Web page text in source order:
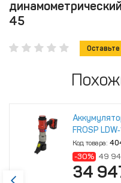
45
FROSP
Код товара:
-30% 49
34